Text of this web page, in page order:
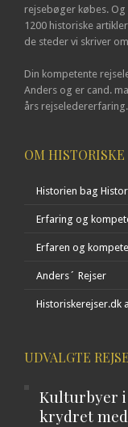
rejsebøger købes.
1200 historiske
de steder vi skriver
Din kompetente
Anders og er cand.
års rejseledererfaring.
OM HISTORISKE
Historien bag
Erfaring og
Erfaren og
Anders´ Rejser
Historiskerejser.dk
UDVALGTE
Kulturbyer i
krydret